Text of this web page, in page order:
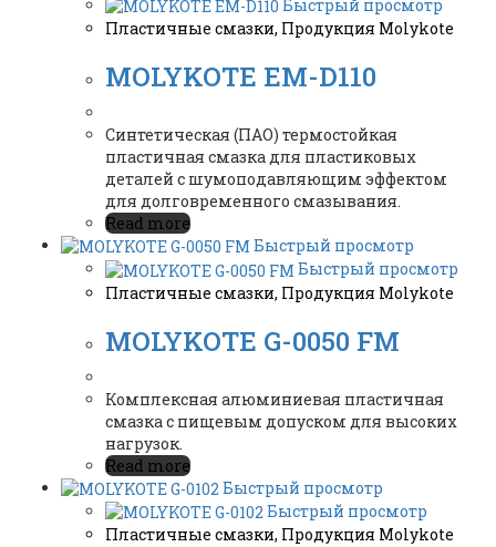
Быстрый просмотр
Пластичные смазки, Продукция Molykote
MOLYKOTE EM-D110
Синтетическая (ПАО) термостойкая
пластичная смазка для пластиковых
деталей с шумоподавляющим эффектом
для долговременного смазывания.
Read more
Быстрый просмотр
Быстрый просмотр
Пластичные смазки, Продукция Molykote
MOLYKOTE G-0050 FM
Комплексная алюминиевая пластичная
смазка с пищевым допуском для высоких
нагрузок.
Read more
Быстрый просмотр
Быстрый просмотр
Пластичные смазки, Продукция Molykote